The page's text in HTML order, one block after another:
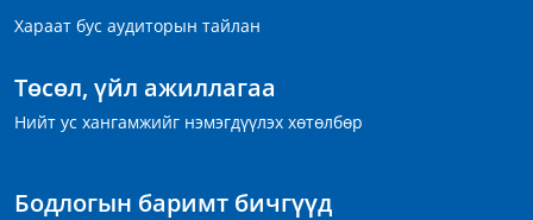
Хараат бус аудиторын тайлан
Төсөл, үйл ажиллагаа
Нийт ус хангамжийг нэмэгдүүлэх хөтөлбөр
Бодлогын баримт бичгүүд